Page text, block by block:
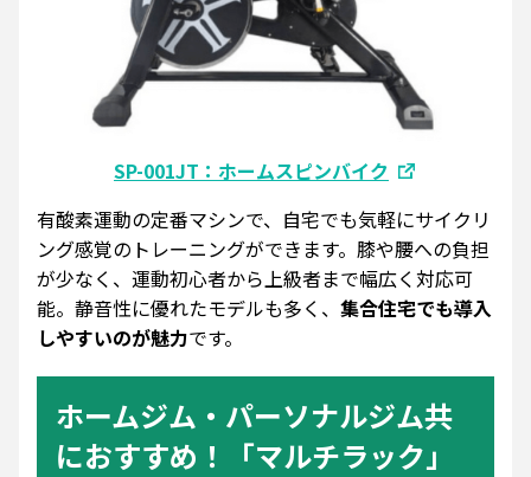
SP-001JT：ホームスピンバイク
有酸素運動の定番マシンで、自宅でも気軽にサイクリ
ング感覚のトレーニングができます。膝や腰への負担
が少なく、運動初心者から上級者まで幅広く対応可
能。静音性に優れたモデルも多く、 集合住宅でも導入
しやすいのが魅力です。
ホームジム・パーソナルジム共
におすすめ！「マルチラック」